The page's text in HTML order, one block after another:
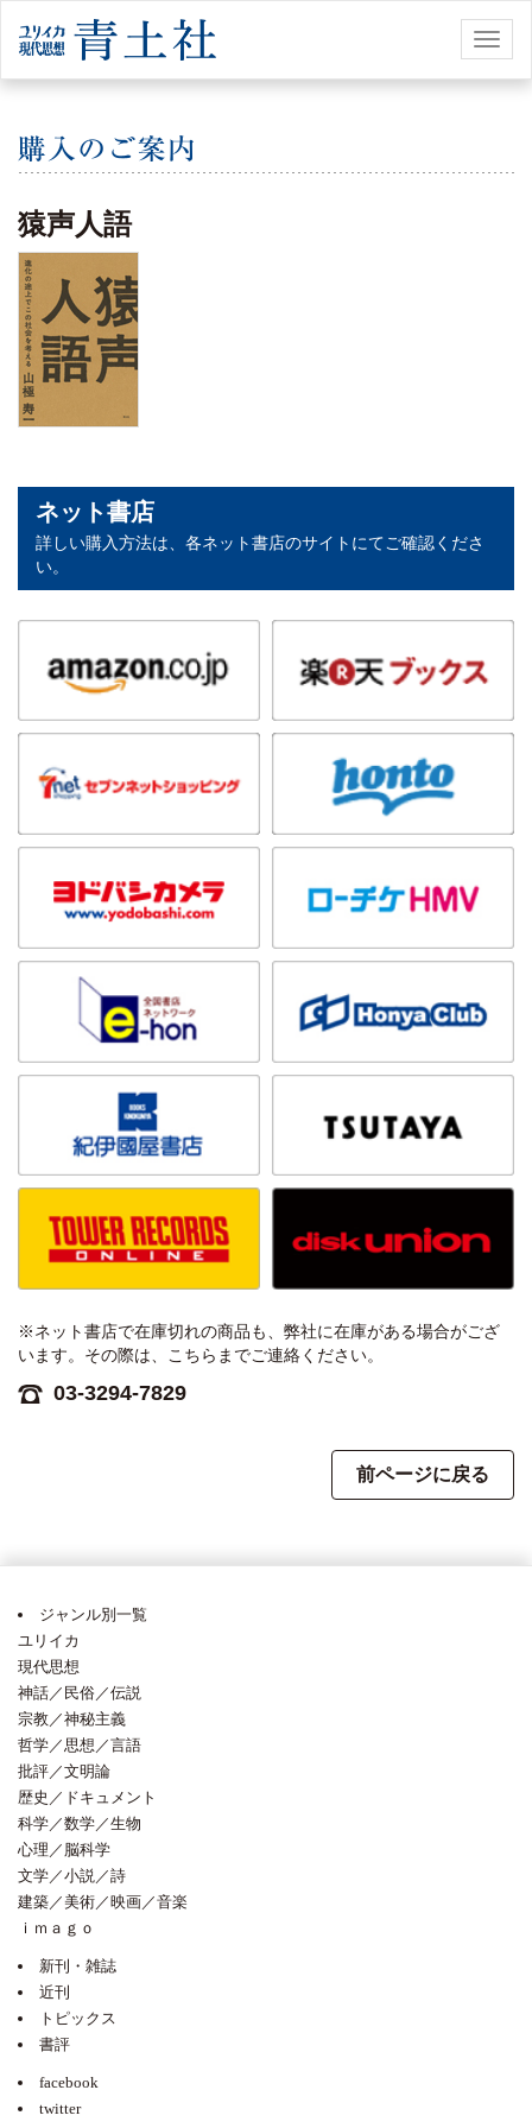
猿声人語
ネット書店
詳しい購入方法は、各ネット書店のサイトにてご確認くださ
い。
※ネット書店で在庫切れの商品も、弊社に在庫がある場合がござ
います。その際は、こちらまでご連絡ください。
03-3294-7829
前ページに戻る
ジャンル別一覧
ユリイカ
現代思想
神話／民俗／伝説
宗教／神秘主義
哲学／思想／言語
批評／文明論
歴史／ドキュメント
科学／数学／生物
心理／脳科学
文学／小説／詩
建築／美術／映画／音楽
ｉｍａｇｏ
新刊・雑誌
近刊
トピックス
書評
facebook
twitter